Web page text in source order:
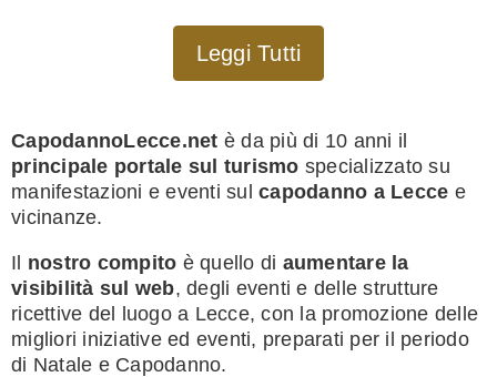
Leggi Tutti
CapodannoLecce.net è da più di 10 anni il
principale portale sul turismo specializzato su
manifestazioni e eventi sul capodanno a Lecce e
vicinanze.
Il nostro compito è quello di aumentare la
visibilità sul web, degli eventi e delle strutture
ricettive del luogo a Lecce, con la promozione delle
migliori iniziative ed eventi, preparati per il periodo
di Natale e Capodanno.